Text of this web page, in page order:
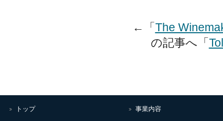
←「The
の記事へ「
トップ 事業内容